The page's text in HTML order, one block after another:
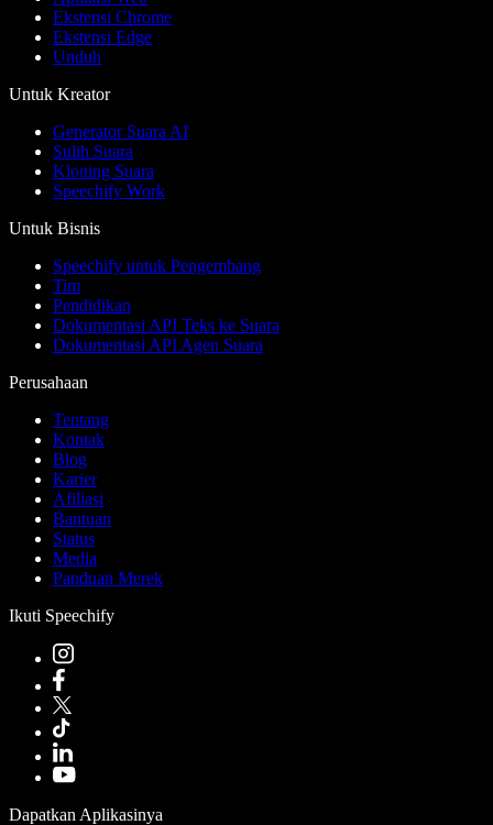
Ekstensi Chrome
Ekstensi Edge
Unduh
Untuk Kreator
Generator Suara AI
Sulih Suara
Kloning Suara
Speechify Work
Untuk Bisnis
Speechify untuk Pengembang
Tim
Pendidikan
Dokumentasi API Teks ke Suara
Dokumentasi API Agen Suara
Perusahaan
Tentang
Kontak
Blog
Karier
Afiliasi
Bantuan
Status
Media
Panduan Merek
Ikuti Speechify
Dapatkan Aplikasinya